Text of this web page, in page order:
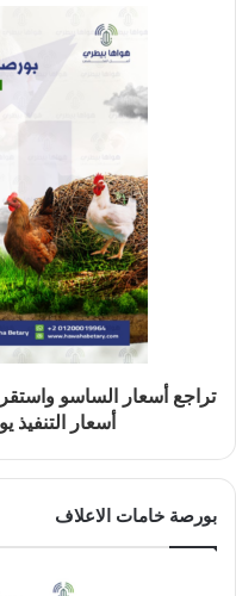
تراجع أسعار الساسو
أسعار التنفيذ يوم
بورصة خامات الاعلاف